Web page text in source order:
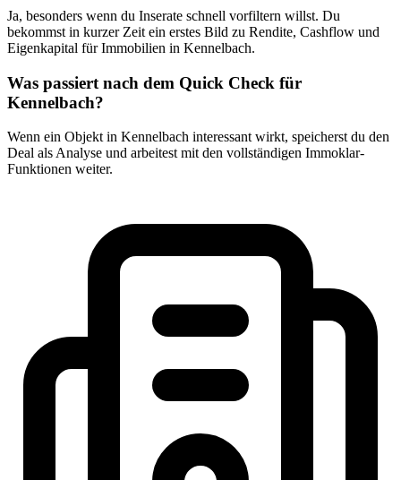
Ja, besonders wenn du Inserate schnell vorfiltern willst. Du
bekommst in kurzer Zeit ein erstes Bild zu Rendite, Cashflow und
Eigenkapital für Immobilien in Kennelbach.
Was passiert nach dem Quick Check für
Kennelbach?
Wenn ein Objekt in Kennelbach interessant wirkt, speicherst du den
Deal als Analyse und arbeitest mit den vollständigen Immoklar-
Funktionen weiter.